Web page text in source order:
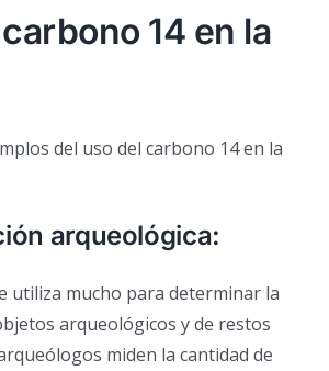
14 en la
del uso del carbono 14 en la
arqueológica:
utiliza mucho para determinar la
arqueológicos y de restos
miden la cantidad de